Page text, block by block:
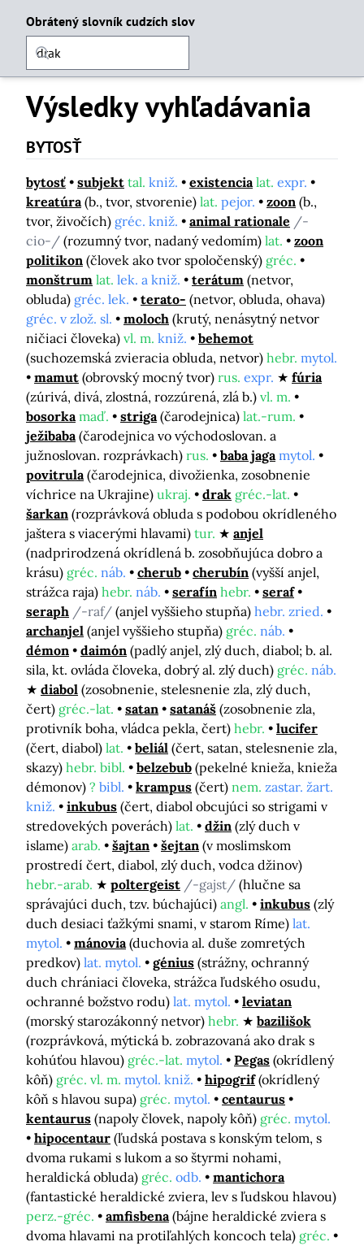
Obrátený slovník cudzích slov
Výsledky vyhľadávania
BYTOSŤ
bytosť subjekt tal. kniž. existencia lat. expr.
kreatúra (b., tvor, stvorenie) lat. pejor. zoon (b.,
tvor, živočích) gréc. kniž. animal rationale /-
cio-/ (rozumný tvor, nadaný vedomím) lat.
zoon
politikon (človek ako tvor spoločenský) gréc.
monštrum lat. lek. a kniž. terátum (netvor,
obluda) gréc. lek. terato- (netvor, obluda, ohava)
gréc. v zlož. sl.
moloch (krutý, nenásytný netvor
ničiaci človeka) vl. m. kniž.
behemot
(suchozemská zvieracia obluda, netvor) hebr. mytol.
mamut (obrovský mocný tvor) rus. expr.
fúria
(zúrivá, divá, zlostná, rozzúrená, zlá b.) vl. m.
bosorka maď. striga (čarodejnica) lat.-rum.
ježibaba (čarodejnica vo východoslovan. a
južnoslovan. rozprávkach) rus. baba jaga mytol.
povitrula (čarodejnica, divožienka, zosobnenie
víchrice na Ukrajine) ukraj. drak gréc.-lat.
šarkan (rozprávková obluda s podobou okrídleného
jaštera s viacerými hlavami) tur.
anjel
(nadprirodzená okrídlená b. zosobňujúca dobro a
krásu) gréc. náb. cherub cherubín (vyšší anjel,
strážca raja) hebr. náb. serafín hebr.
seraf
seraph /-raf/ (anjel vyššieho stupňa) hebr. zried.
archanjel (anjel vyššieho stupňa) gréc. náb.
démon
daimón (padlý anjel, zlý duch, diabol; b. al.
sila, kt. ovláda človeka, dobrý al. zlý duch) gréc. náb.
diabol (zosobnenie, stelesnenie zla, zlý duch,
čert) gréc.-lat. satan satanáš (zosobnenie zla,
protivník boha, vládca pekla, čert) hebr.
lucifer
(čert, diabol) lat. beliál (čert, satan, stelesnenie zla,
skazy) hebr. bibl. belzebub (pekelné knieža, knieža
démonov) ? bibl. krampus (čert) nem. zastar. žart.
kniž.
inkubus (čert, diabol obcujúci so strigami v
stredovekých poverách) lat. džin (zlý duch v
islame) arab. šajtan šejtan (v moslimskom
prostredí čert, diabol, zlý duch, vodca džinov)
hebr.-arab.
poltergeist /-gajst/ (hlučne sa
správajúci duch, tzv. búchajúci) angl. inkubus (zlý
duch desiaci ťažkými snami, v starom Ríme) lat.
mytol.
mánovia (duchovia al. duše zomretých
predkov) lat. mytol. génius (strážny, ochranný
duch chrániaci človeka, strážca ľudského osudu,
ochranné božstvo rodu) lat. mytol.
leviatan
(morský starozákonný netvor) hebr.
bazilišok
(rozprávková, mýtická b. zobrazovaná ako drak s
kohúťou hlavou) gréc.-lat. mytol. Pegas (okrídlený
kôň) gréc. vl. m. mytol. kniž. hipogrif (okrídlený
kôň s hlavou supa) gréc. mytol.
centaurus
kentaurus (napoly človek, napoly kôň) gréc. mytol.
hipocentaur (ľudská postava s konským telom, s
dvoma rukami s lukom a so štyrmi nohami,
heraldická obluda) gréc. odb.
mantichora
(fantastické heraldické zviera, lev s ľudskou hlavou)
perz.-gréc.
amfisbena (bájne heraldické zviera s
dvoma hlavami na protiľahlých koncoch tela) gréc.